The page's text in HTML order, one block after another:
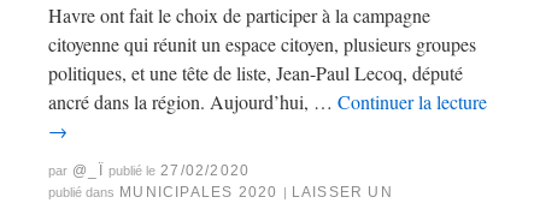
Havre ont fait le choix de participer à la campagne
citoyenne qui réunit un espace citoyen, plusieurs groupes
politiques, et une tête de liste, Jean-Paul Lecoq, député
ancré dans la région. Aujourd’hui, … Continuer la lecture
→
par @_Ï publié le 27/02/2020
publié dans MUNICIPALES 2020 | LAISSER UN